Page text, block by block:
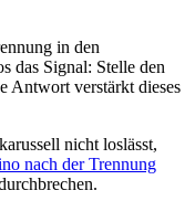
in den
das Signal: Stelle den
Antwort verstärkt dieses
nicht loslässt,
nach der Trennung